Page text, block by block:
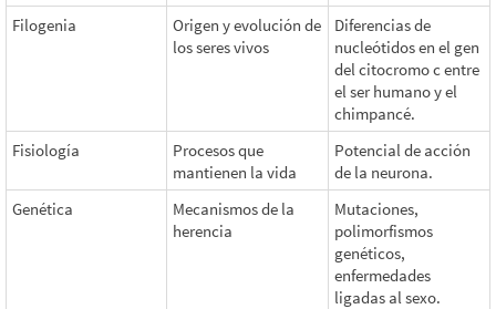
Filogenia
Origen y evolución de
los seres vivos
Diferencias de
nucleótidos en el gen
del citocromo c entre
el ser humano y el
chimpancé.
Fisiología
Procesos que
mantienen la vida
Potencial de acción
de la neurona.
Genética
Mecanismos de la
herencia
Mutaciones,
polimorfismos
genéticos,
enfermedades
ligadas al sexo.